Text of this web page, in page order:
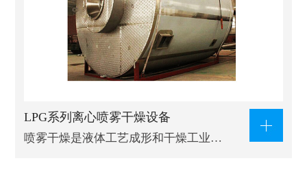
LPG系列离心喷雾干燥设备
喷雾干燥是液体工艺成形和干燥工业…